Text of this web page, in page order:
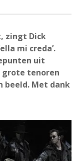
zingt Dick
mi creda’.
uit
grote tenoren
beeld. Met dank